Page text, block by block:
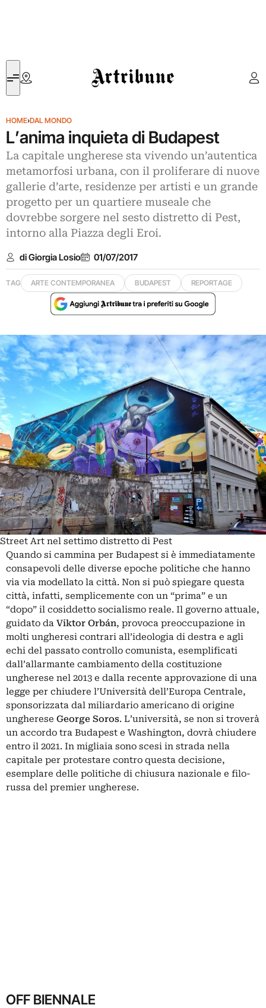
Artribune
HOME›DAL MONDO
L’anima inquieta di Budapest
La capitale ungherese sta vivendo un’autentica
metamorfosi urbana, con il proliferare di nuove
gallerie d’arte, residenze per artisti e un grande
progetto per un quartiere museale che
dovrebbe sorgere nel sesto distretto di Pest,
intorno alla Piazza degli Eroi.
di Giorgia Losio 01/07/2017
TAG ARTE CONTEMPORANEA BUDAPEST REPORTAGE
Street Art nel settimo distretto di Pest
Quando si cammina per Budapest si è immediatamente
consapevoli delle diverse epoche politiche che hanno
via via modellato la città. Non si può spiegare questa
città, infatti, semplicemente con un “prima” e un
“dopo” il cosiddetto socialismo reale. Il governo attuale,
guidato da Viktor Orbán, provoca preoccupazione in
molti ungheresi contrari all’ideologia di destra e agli
echi del passato controllo comunista, esemplificati
dall’allarmante cambiamento della costituzione
ungherese nel 2013 e dalla recente approvazione di una
legge per chiudere l’Università dell’Europa Centrale,
sponsorizzata dal miliardario americano di origine
ungherese George Soros. L’università, se non si troverà
un accordo tra Budapest e Washington, dovrà chiudere
entro il 2021. In migliaia sono scesi in strada nella
capitale per protestare contro questa decisione,
esemplare delle politiche di chiusura nazionale e filo-
russa del premier ungherese.
OFF BIENNALE